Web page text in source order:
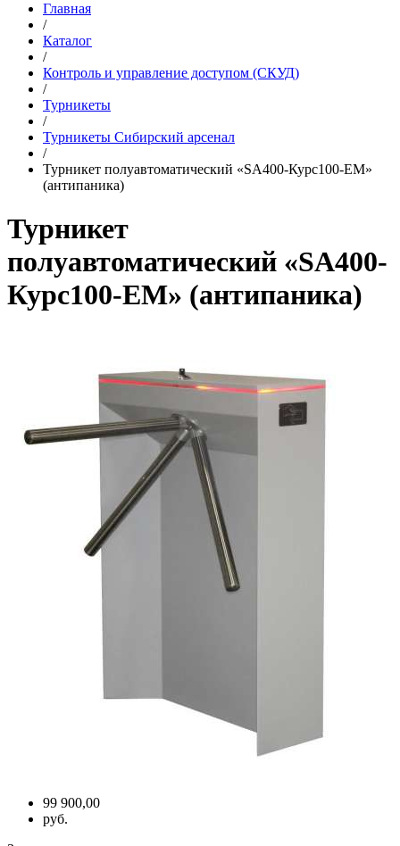
Главная
/
Каталог
/
Контроль и управление доступом (СКУД)
/
Турникеты
/
Турникеты Сибирский арсенал
/
Турникет полуавтоматический «SA400-Курс100-EM»
(антипаника)
Турникет
полуавтоматический «SA400-
Курс100-EM» (антипаника)
99 900,00
руб.